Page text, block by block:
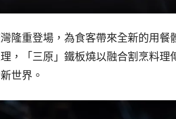
隆重登場，為食客帶來全新的用
，「三原」鐵板燒以融合割烹料
世界。